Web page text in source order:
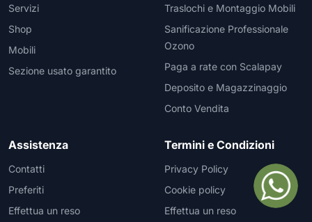
Servizi
Shop
Mobili
Sezione usato garantito
Traslochi e Montaggio Mobili
Sanificazione Professionale
Ozono
Paga a rate con Scalapay
Deposito e Magazzinaggio
Conto Vendita
Assistenza
Contatti
Preferiti
Effettua un reso
Termini e Condizioni
Privacy Policy
Cookie policy
Effettua un reso